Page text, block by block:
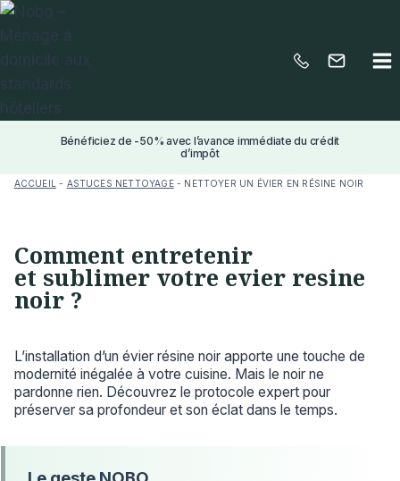
Aller
Bénéficiez de -50% avec l’avance immédiate du crédit
d’impôt
ACCUEIL - ASTUCES NETTOYAGE- NETTOYER UN ÉVIER EN RÉSINE NOIR
Comment entretenir
et sublimer votre evier resine
noir ?
L’installation d’un évier résine noir apporte une touche de
modernité inégalée à votre cuisine. Mais le noir ne
pardonne rien. Découvrez le protocole expert pour
préserver sa profondeur et son éclat dans le temps.